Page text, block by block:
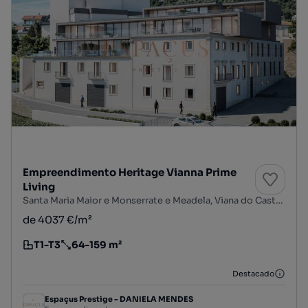
Empreendimento Heritage Vianna Prime
Living
Santa Maria Maior e Monserrate e Meadela, Viana do Castelo, Viana do Castelo
de 4037 €/m²
Tipologia
T1-T3
Preço por metro quadrado
64-159 m²
Destacado
Espaçus Prestige - DANIELA MENDES